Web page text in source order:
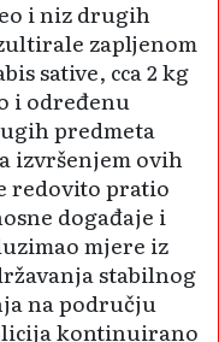
i niz drugih
zapljenom
sative, cca 2 kg
i određenu
predmeta
izvršenjem ovih
redovito pratio
događaje i
mjere iz
stabilnog
na području
kontinuirano